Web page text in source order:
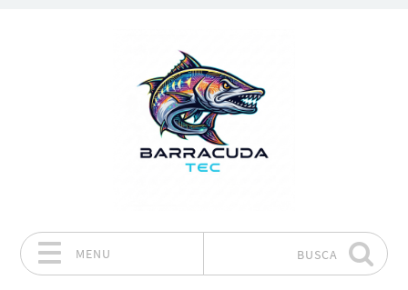
MENU BUSCA